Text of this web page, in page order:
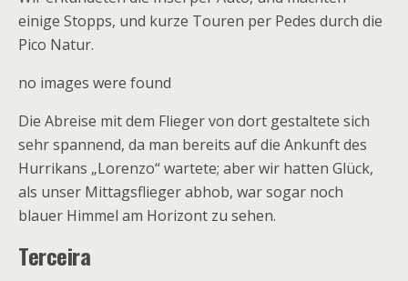
einige Stopps, und kurze Touren per Pedes durch die
Pico Natur.
no images were found
Die Abreise mit dem Flieger von dort gestaltete sich
sehr spannend, da man bereits auf die Ankunft des
Hurrikans „Lorenzo“ wartete; aber wir hatten Glück,
als unser Mittagsflieger abhob, war sogar noch
blauer Himmel am Horizont zu sehen.
Terceira